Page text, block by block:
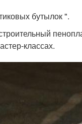
бутылок ".
классах.